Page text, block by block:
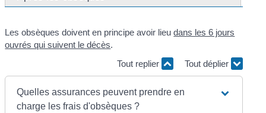
Les obsèques doivent en principe avoir lieudans les 6 jours
ouvrés qui suivent le décès.
Tout replier
Tout déplier
Quelles assurances peuvent prendre en
charge les frais d'obsèques ?